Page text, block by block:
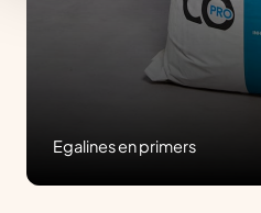
Egalines en primers